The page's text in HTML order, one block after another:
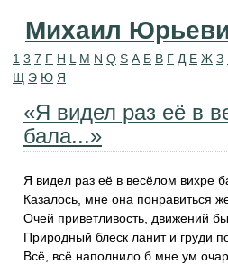
Михаил
1 3 7 F H L M N Q S А Б В Г Д Е Ж З
Щ Э Ю Я
«Я видел раз её в
бала...»
Я видел раз её в весёлом вихре
Казалось, мне она понравиться
Очей приветливость, движений
Природный блеск ланит и груди
Всё, всё наполнило б мне ум